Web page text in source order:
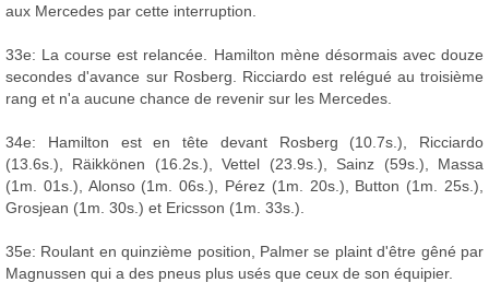
aux Mercedes par cette interruption.
33e: La course est relancée. Hamilton mène désormais avec douze
secondes d'avance sur Rosberg. Ricciardo est relégué au troisième
rang et n'a aucune chance de revenir sur les Mercedes.
34e: Hamilton est en tête devant Rosberg (10.7s.), Ricciardo
(13.6s.), Räikkönen (16.2s.), Vettel (23.9s.), Sainz (59s.), Massa
(1m. 01s.), Alonso (1m. 06s.), Pérez (1m. 20s.), Button (1m. 25s.),
Grosjean (1m. 30s.) et Ericsson (1m. 33s.).
35e: Roulant en quinzième position, Palmer se plaint d'être gêné par
Magnussen qui a des pneus plus usés que ceux de son équipier.